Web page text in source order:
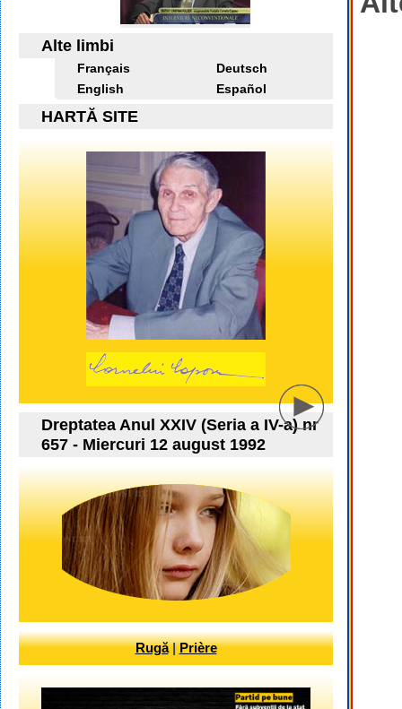
Alte limbi
Français
Deutsch
English
Español
HARTĂ SITE
Dreptatea Anul XXIV (Seria a IV-a) nr
657 - Miercuri 12 august 1992
Rugă|Prière